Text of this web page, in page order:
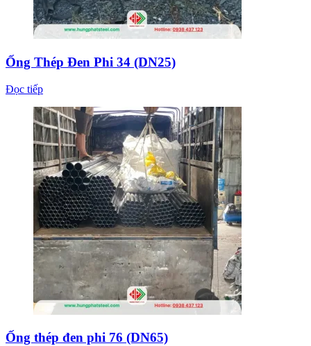
Ống Thép Đen Phi 34 (DN25)
Đọc tiếp
Ống thép đen phi 76 (DN65)